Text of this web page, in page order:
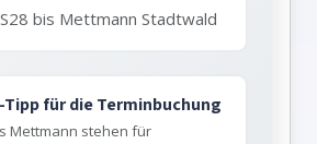
bis Mettmann Stadtwald
für die Terminbuchung
Mettmann stehen für